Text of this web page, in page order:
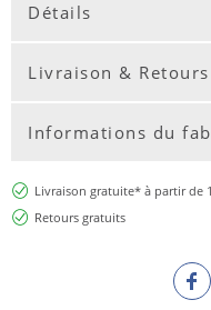
Détails
Livraison & Retours
Informations du
Livraison gratuite* à partir de
Retours gratuits